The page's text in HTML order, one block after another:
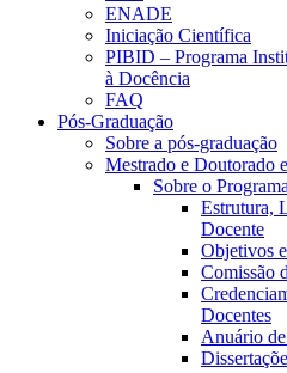
ENADE
Iniciação Científica
PIBID – Programa
à Docência
FAQ
Pós-Graduação
Sobre a pós-graduação
Mestrado e Doutorado
Sobre o Programa
Estrutura,
Docente
Objetivos
Comissão
Docentes
Anuário